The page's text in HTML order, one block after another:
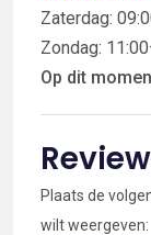
Zaterdag:
Zondag:
Op dit
Plaats de
wilt weergeven: